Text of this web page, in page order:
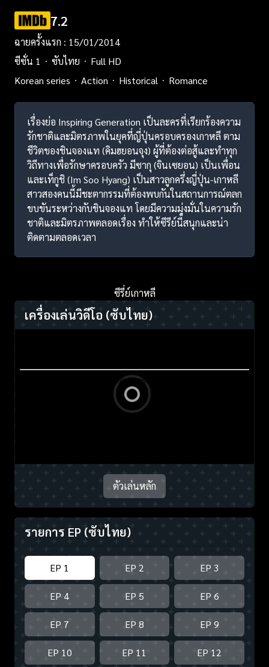
7.2
ฉายครั้งแรก : 15/01/2014
ซีซั่น 1
ซับไทย
Full HD
Korean series
Action Historical Romance
เรื่องย่อ Inspiring Generation เป็นละครที่เรียกร้องความ
รักชาติและมิตรภาพในยุคที่ญี่ปุ่นครอบครองเกาหลี ตาม
ชีวิตของชินจองแท (คิมฮยอนจุง) ผู้ที่ต้องต่อสู้และทำทุก
วิถีทางเพื่อรักษาครอบครัว มีซากุ (จินเซยอน) เป็นเพื่อน
และเท็กูชิ (Im Soo Hyang) เป็นสาวลูกครึ่งญี่ปุ่น-เกาหลี
สาวสองคนนี้มีชะตากรรมที่ต้องพบกันในสถานการณ์ตลก
ขบขันระหว่างกับชินจองแท โดยมีความมุ่งมั่นในความรัก
ชาติและมิตรภาพตลอดเรื่อง ทำให้ซีรีย์นี้สนุกและน่า
ติดตามตลอดเวลา
ซีรี่ย์เกาหลี
เครื่องเล่นวิดีโอ (ซับไทย)
ตัวเล่นหลัก
รายการ EP (ซับไทย)
EP 1 EP 2 EP 3
EP 4 EP 5 EP 6
EP 7 EP 8 EP 9
EP 10 EP 11 EP 12